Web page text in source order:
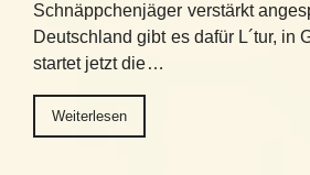
Schnäppchenjäger verstärkt
Deutschland gibt es dafür L´tur, in
startet jetzt die…
Weiterlesen